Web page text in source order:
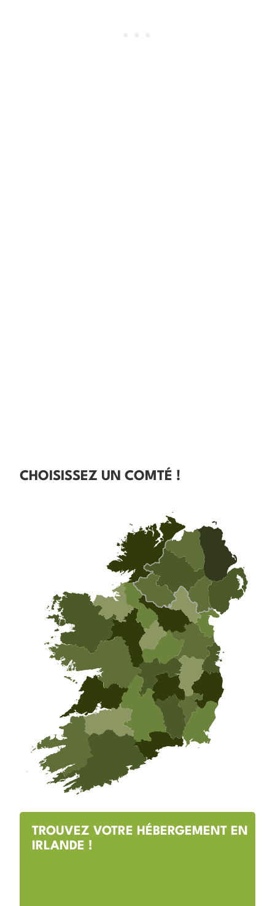
CHOISISSEZ UN COMTÉ !
TROUVEZ VOTRE HÉBERGEMENT EN
IRLANDE !